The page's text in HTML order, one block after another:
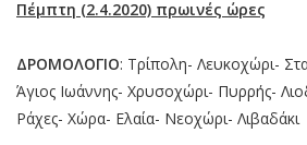
Πέμπτη (2.4.2020) πρωινές ώρες
ΔΡΟΜΟΛΟΓΙΟ: Τρίπολη- Λευκοχώρι-
Άγιος Ιωάννης- Χρυσοχώρι- Πυρρής-
Ράχες- Χώρα- Ελαία- Νεοχώρι- Λιβαδάκι